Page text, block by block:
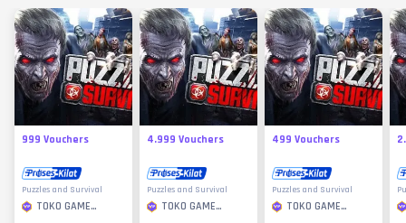
999 Vouchers
Puzzles and Survival
TOKO GAME
4.999 Vouchers
Puzzles and Survival
TOKO GAME
499 Vouchers
Puzzles and Survival
TOKO GAME